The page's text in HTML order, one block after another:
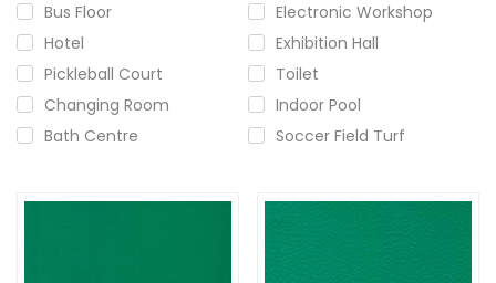
Bus Floor
Electronic Workshop
Hotel
Exhibition Hall
Pickleball Court
Toilet
Changing Room
Indoor Pool
Bath Centre
Soccer Field Turf